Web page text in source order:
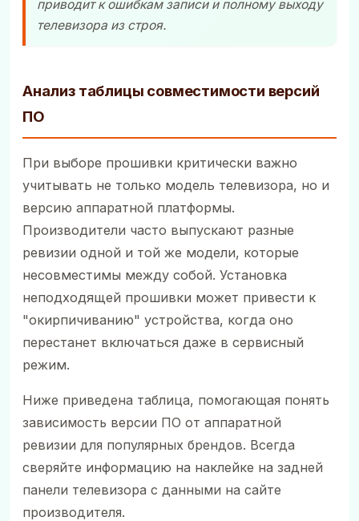
приводит к ошибкам записи и полному выходу
телевизора из строя.
Анализ таблицы совместимости версий
ПО
При выборе прошивки критически важно
учитывать не только модель телевизора, но и
версию аппаратной платформы.
Производители часто выпускают разные
ревизии одной и той же модели, которые
несовместимы между собой. Установка
неподходящей прошивки может привести к
"окирпичиванию" устройства, когда оно
перестанет включаться даже в сервисный
режим.
Ниже приведена таблица, помогающая понять
зависимость версии ПО от аппаратной
ревизии для популярных брендов. Всегда
сверяйте информацию на наклейке на задней
панели телевизора с данными на сайте
производителя.